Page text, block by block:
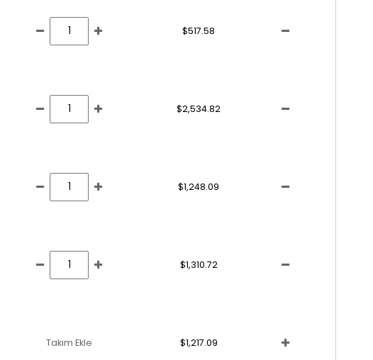
$517.58
$2,534.82
$1,248.09
$1,310.72
Takım Ekle $1,217.09